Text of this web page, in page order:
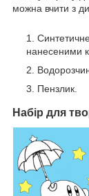
Набір для
нанесеними
Пензлик.
можна вчити з